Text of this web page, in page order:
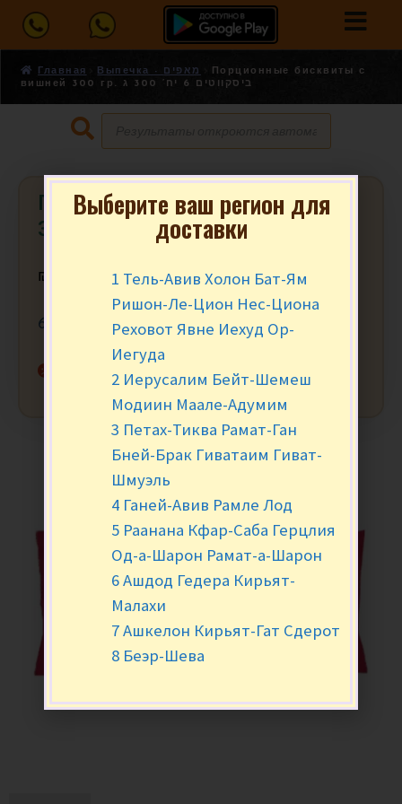
Главная Выпечка - מאפים
Порционные бисквиты с
вишней 300 гр. ביסקווטים 6 יח’ 300 ג
Порционные бисквиты с вишней
300 гр. ביסקווטים 6 יח’ 300 ג
₪ за уп.
6 шт. в упаковке. Общий вес — 300 гр.
Нет в наличии
Выберите ваш регион для
доставки
1 Тель-Авив Холон Бат-Ям
Ришон-Ле-Цион Нес-Циона
Реховот Явне Иехуд Ор-
Иегуда
2 Иерусалим Бейт-Шемеш
Модиин Маале-Адумим
3 Петах-Тиква Рамат-Ган
Бней-Брак Гиватаим Гиват-
Шмуэль
4 Ганей-Авив Рамле Лод
5 Раанана Кфар-Саба Герцлия
Од-а-Шарон Рамат-а-Шарон
6 Ашдод Гедера Кирьят-
Малахи
7 Ашкелон Кирьят-Гат Сдерот
8 Беэр-Шева